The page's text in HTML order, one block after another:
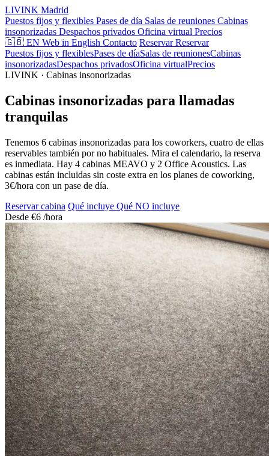
LIVINK Madrid
Puestos fijos y flexibles Pases de día Salas de reuniones Cabinas
insonorizadas Despachos privados Oficina virtual Precios
🇬🇧 EN Web in English Contacto Reservar Reservar
Puestos fijos y flexiblesPases de díaSalas de reunionesCabinas
insonorizadasDespachos privadosOficina virtualPrecios
LIVINK · Cabinas insonorizadas
Cabinas insonorizadas para llamadas
tranquilas
Tenemos 6 cabinas insonorizadas para los coworkers, cuatro de ellas
reservables también por no habituales. Mira el calendario, la reserva
es inmediata. Hay 4 cabinas MEAVO y 2 Office Acoustics. Las
cabinas están incluidas sin coste extra en los planes de coworking,
3€/hora con un pase de día.
Reservar cabina Qué incluye Qué NO incluye
Desde €6 /hora